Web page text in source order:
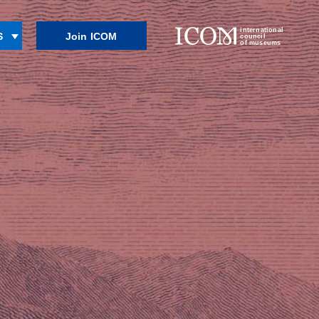
Join ICOM
international
council
of museums